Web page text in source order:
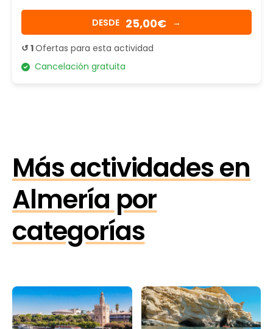
DESDE 25,00€ →
↺ 1Ofertas para esta actividad
Cancelación gratuita
Más actividades en
Almería por
categorías